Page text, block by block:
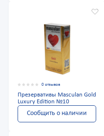
0 отзывов
Презервативы Masculan Gold
Luxury Edition №10
Сообщить о наличии